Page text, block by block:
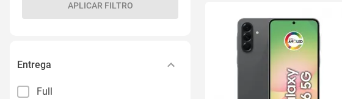
APLICAR FILTRO
Entrega
Full